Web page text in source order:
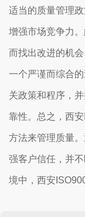
适当的质量管理
增强市场竞争力
而找出改进的机会
一个严谨而综合
关政策和程序，
靠性。 总之，西
方法来管理质量
强客户信任，并
境中，西安